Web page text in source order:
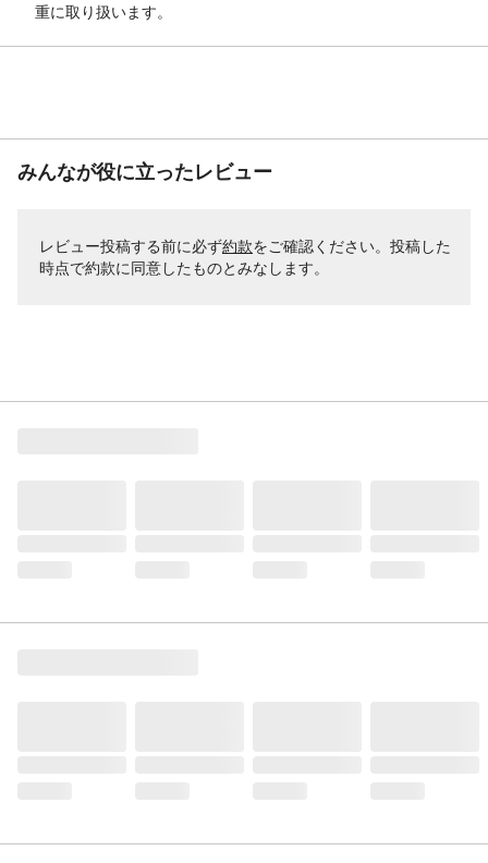
重に取り扱います。
みんなが役に立ったレビュー
レビュー投稿する前に必ず約款をご確認ください。投稿した
時点で約款に同意したものとみなします。